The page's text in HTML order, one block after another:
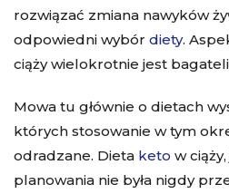
rozwiązać zmiana nawyków
odpowiedni wybór diety.
ciąży wielokrotnie jest
Mowa tu głównie o dietach
których stosowanie w tym
odradzane. Dieta keto w ciąży
planowania nie była nigdy